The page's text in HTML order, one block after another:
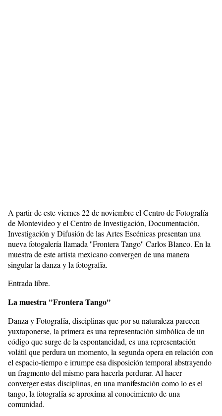
A partir de este viernes 22 de noviembre el Centro de Fotografía
de Montevideo y el Centro de Investigación, Documentación,
Investigación y Difusión de las Artes Escénicas presentan una
nueva fotogalería llamada ''Frontera Tango'' Carlos Blanco. En la
muestra de este artista mexicano convergen de una manera
singular la danza y la fotografía.
Entrada libre.
La muestra "Frontera Tango"
Danza y Fotografía, disciplinas que por su naturaleza parecen
yuxtaponerse, la primera es una representación simbólica de un
código que surge de la espontaneidad, es una representación
volátil que perdura un momento, la segunda opera en relación con
el espacio-tiempo e irrumpe esa disposición temporal abstrayendo
un fragmento del mismo para hacerla perdurar. Al hacer
converger estas disciplinas, en una manifestación como lo es el
tango, la fotografía se aproxima al conocimiento de una
comunidad.